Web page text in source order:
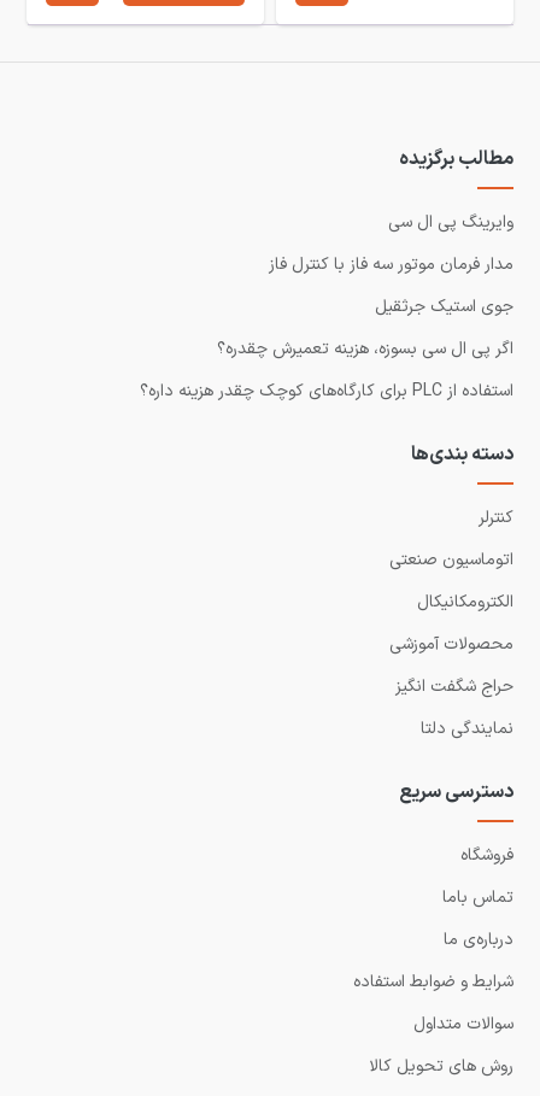
مطالب برگزیده
وایرینگ پی ال سی
مدار فرمان موتور سه فاز با کنترل فاز
جوی استیک جرثقیل
اگر پی ال سی بسوزه، هزینه تعمیرش چقدره؟
استفاده از PLC برای کارگاه‌های کوچک چقدر هزینه داره؟
دسته بندی‌ها
کنترلر
اتوماسیون صنعتی
الکترومکانیکال
محصولات آموزشی
حراج شگفت انگیز
نمایندگی دلتا
دسترسی سریع
فروشگاه
تماس باما
درباره‌ی ما
شرایط و ضوابط استفاده
سوالات متداول
روش های تحویل کالا